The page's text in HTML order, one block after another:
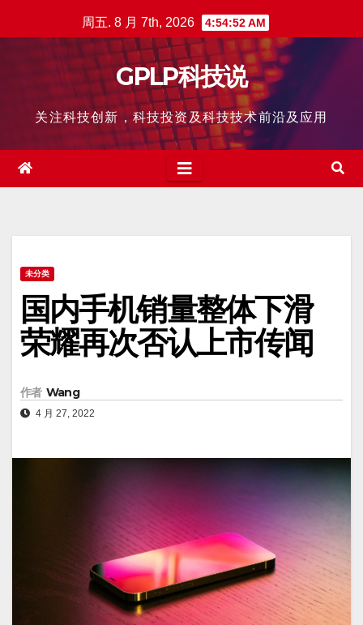
至
周五. 8 月 7th, 2026 4:54:53 AM
GPLP科技说
关注科技创新，科技投资及科技技术前沿及应用
未分类
国内手机销量整体下滑
荣耀再次否认上市传闻
作者 Wang
4 月 27, 2022